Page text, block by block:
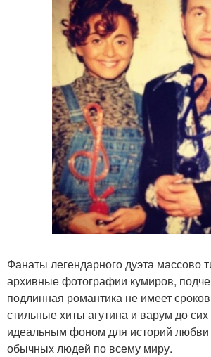
Фанаты легендарного дуэта массово
архивные фотографии кумиров,
подлинная романтика не имеет
стильные хиты агутина и варум до
идеальным фоном для историй
обычных людей по всему миру.